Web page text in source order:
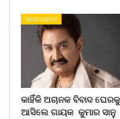
ମନୋରଞ୍ଜନ
କାହିଁକି ଅଚାନକ ବିବାଦ ଘେରକୁ
ଆସିଲେ ଗାୟକ କୁମାର ସାନୁ